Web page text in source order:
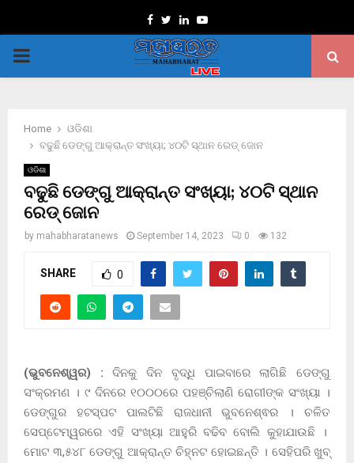
Facebook
TwitterLinkedinYoutube
PRIMARY
Home
ଓଡିଶା
ବଢୁଛି ଡେଙ୍ଗୁ ଆକ୍ରାନ୍ତ ସଂଖ୍ୟା; ୪୦ଟି ସ୍ଥାନ ରେଡ୍‌ ଜୋନ
ଓଡିଶା
ବଢୁଛି ଡେଙ୍ଗୁ ଆକ୍ରାନ୍ତ ସଂଖ୍ୟା; ୪୦ଟି ସ୍ଥାନ
ରେଡ୍‌ ଜୋନ
by mahabharatanews September 14, 2023 0 132
SHARE 0
(ଭୁବନେଶ୍ୱର) : ଦିନକୁ ଦିନ ବୃଦ୍ଧି ପାଇବାରେ ଲାଗିଛି ଡେଙ୍ଗୁ
ସଂକ୍ରମଣ । ୯ ଦିନରେ ୧୦୦୦ରେ ପହଞ୍ଚିଲାଣି ରୋଗୀଙ୍କ ସଂଖ୍ୟା ।
ଡେଙ୍ଗୁର ହଟସ୍ପଟ ପାଲଟିଛି ରାଜଧାନୀ ଭୁବନେଶ୍ଵର । ଚଳିତ
ସେପ୍ଟେମ୍ୱରରେ ଏହି ସଂଖ୍ୟା ଆହୁରି ବଢିବ ବୋଲି କୁହାଯାଉଛି ।
ମୋଟ ୩,୫୪୮ ଡେଙ୍ଗୁ ଆକ୍ରାନ୍ତ ଚିହ୍ନଟ ହୋଇଛନ୍ତି । ସେହିପରି ଖୁବ୍